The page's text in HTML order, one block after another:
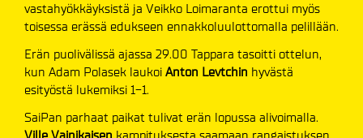
vastahyökkäyksistä ja Veikko Loimaranta erottui myös
toisessa erässä edukseen ennakkoluulottomalla pelillään.
Erän puolivälissä ajassa 29.00 Tappara tasoitti ottelun,
kun Adam Polasek laukoi Anton Levtchin hyvästä
esityöstä lukemiksi 1-1.
SaiPan parhaat paikat tulivat erän lopussa alivoimalla.